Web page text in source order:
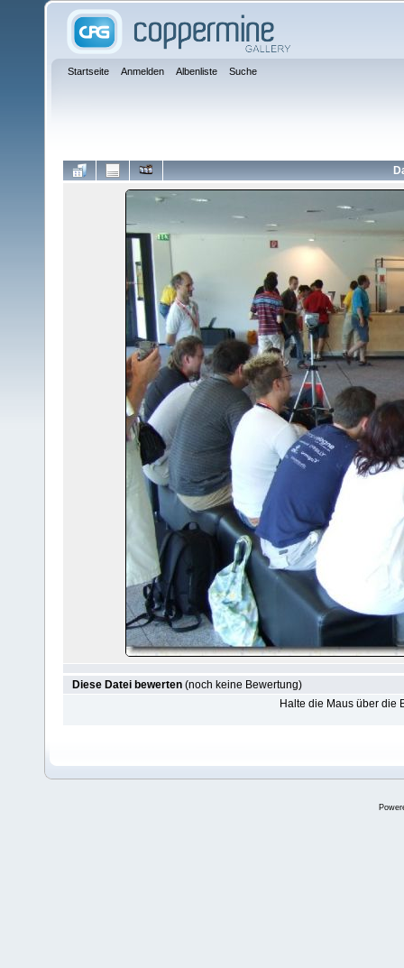
Startseite Anmelden Albenliste Suche
Diese Datei bewerten (noch keine Bewertung)
Halte die Maus über die